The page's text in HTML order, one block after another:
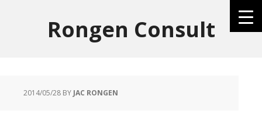
Rongen Consult
2014/05/28 BY JAC RONGEN